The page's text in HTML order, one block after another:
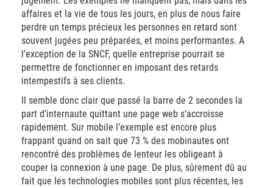
affaires et la vie de tous les jours, en plus de nous faire
perdre un temps précieux les personnes en retard sont
souvent jugées peu préparées, et moins performantes. A
l’exception de la SNCF, quelle entreprise pourrait se
permettre de fonctionner en imposant des retards
intempestifs à ses clients.
Il semble donc clair que passé la barre de 2 secondes la
part d’internaute quittant une page web s’accroisse
rapidement. Sur mobile l’exemple est encore plus
frappant quand on sait que 73 % des mobinautes ont
rencontré des problèmes de lenteur les obligeant à
couper la connexion à une page. De plus, sûrement dû au
fait que les technologies mobiles sont plus récentes, les